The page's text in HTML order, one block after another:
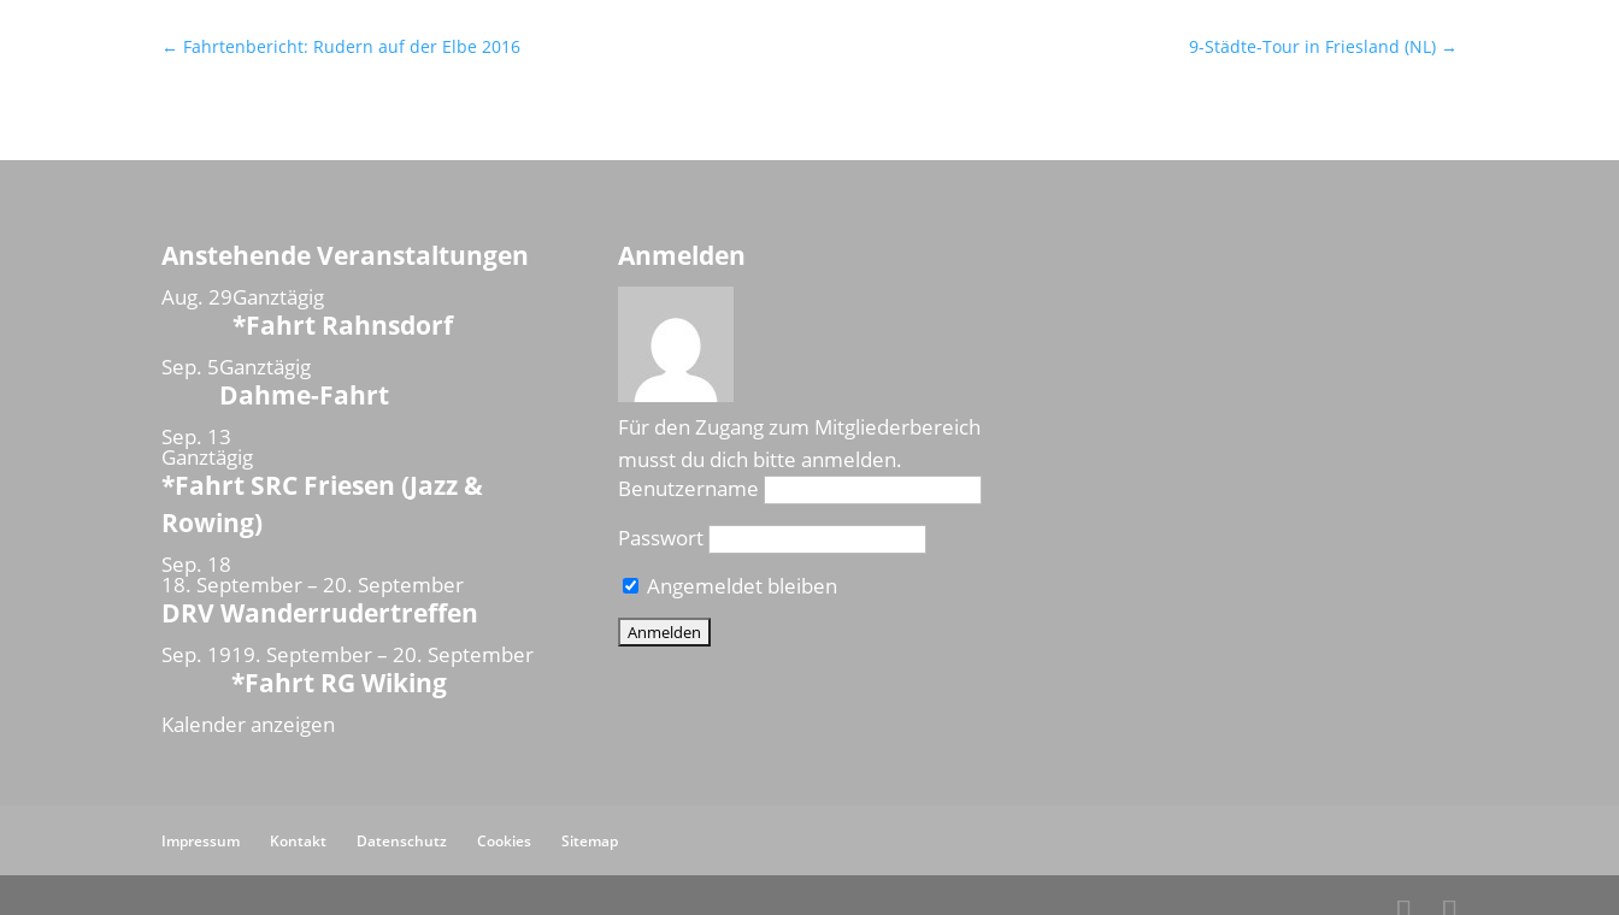
← Fahrtenbericht: Rudern auf der Elbe 2016 9-Städte-Tour in Friesland (NL)→
Anstehende Veranstaltungen
Aug. 29Ganztägig
*Fahrt Rahnsdorf
Sep. 5Ganztägig
Dahme-Fahrt
Sep. 13
Ganztägig
*Fahrt SRC Friesen (Jazz &
Rowing)
Sep. 18
18. September– 20. September
DRV Wanderrudertreffen
Sep. 1919. September– 20. September
*Fahrt RG Wiking
Kalender anzeigen
Anmelden
Für den Zugang zum Mitgliederbereich
musst du dich bitte anmelden.
Benutzername
Passwort
Angemeldet bleiben
Impressum Kontakt Datenschutz Cookies Sitemap